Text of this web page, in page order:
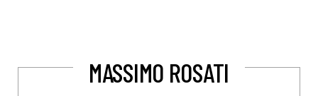
MASSIMO ROSATI